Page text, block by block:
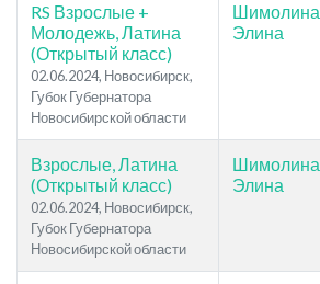
RS Взрослые +
Молодежь, Латина
(Открытый класс)
02.06.2024, Новосибирск,
Губок Губернатора
Новосибирской области
Шимолина
Элина
Взрослые, Латина
(Открытый класс)
02.06.2024, Новосибирск,
Губок Губернатора
Новосибирской области
Шимолина
Элина